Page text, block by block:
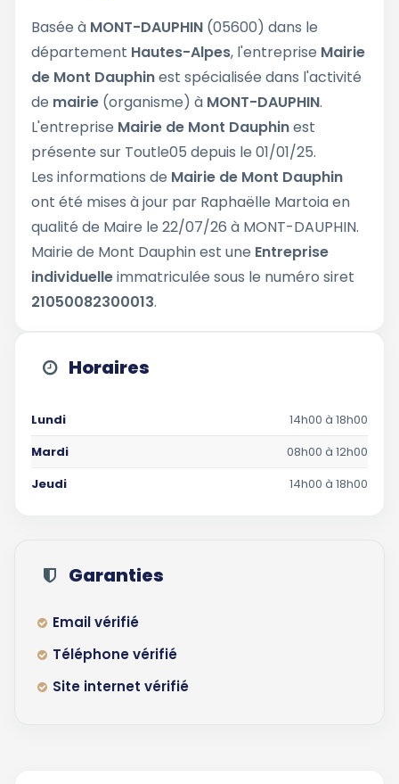
Basée à MONT-DAUPHIN (05600) dans le
département Hautes-Alpes, l'entreprise Mairie
de Mont Dauphinest spécialisée dans l'activité
de mairie (organisme) à MONT-DAUPHIN.
L'entreprise Mairie de Mont Dauphinest
présente sur Toutle05 depuis le 01/01/25.
Les informations de Mairie de Mont Dauphin
ont été mises à jour par Raphaëlle Martoia en
qualité de Maire le 22/07/26 à MONT-DAUPHIN.
Mairie de Mont Dauphin est une Entreprise
individuelleimmatriculée sous le numéro siret
21050082300013.
Horaires
Lundi
14h00 à 18h00
Mardi
08h00 à 12h00
Jeudi
14h00 à 18h00
Garanties
Email vérifié
Téléphone vérifié
Site internet vérifié